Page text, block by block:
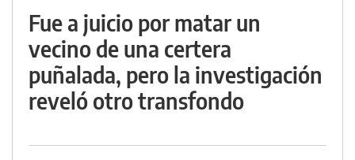
Fue a juicio por matar un
vecino de una certera
puñalada, pero la investigación
reveló otro transfondo